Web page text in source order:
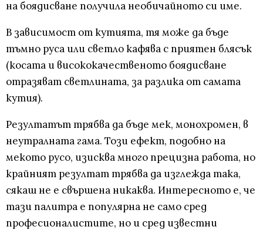
на боядисване получила необичайното си име.
В зависимост от кутията, тя може да бъде
тъмно руса или светло кафява с приятен блясък
(косата и висококачественото боядисване
отразяват светлината, за разлика от самата
кутия).
Резултатът трябва да бъде мек, монохромен, в
неутралната гама. Този ефект, подобно на
мекото русо, изисква много прецизна работа, но
крайният резултат трябва да изглежда така,
сякаш не е свършена никаква. Интересното е, че
тази палитра е популярна не само сред
професионалистите, но и сред известни